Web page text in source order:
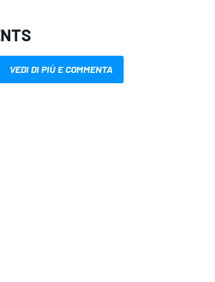
VEDI DI PIÙ E COMMENTA